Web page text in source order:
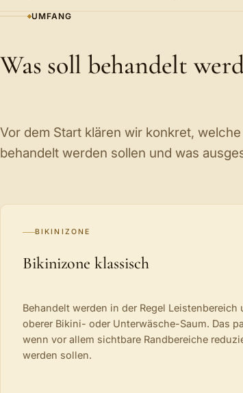
UMFANG
Was soll behandelt
Vor dem Start klären wir konkret,
behandelt werden sollen und was
BIKINIZONE
Bikinizone klassisch
Behandelt werden in der Regel Leistenbereich
oberer Bikini- oder Unterwäsche-Saum. Das
wenn vor allem sichtbare Randbereiche
werden sollen.